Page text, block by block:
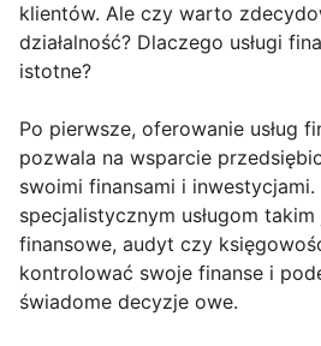
klientów. Ale czy warto
działalność? Dlaczego usługi
istotne?
Po pierwsze, oferowanie usług
pozwala na wsparcie
swoimi finansami i inwestycjami.
specjalistycznym usługom
finansowe, audyt czy
kontrolować swoje finanse i
świadome decyzje owe.